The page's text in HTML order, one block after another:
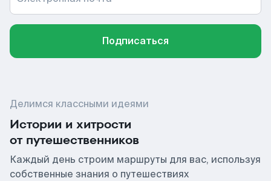
Подписаться
Делимся классными идеями
Истории и хитрости
от путешественников
Каждый день строим маршруты для вас, используя
собственные знания о путешествиях